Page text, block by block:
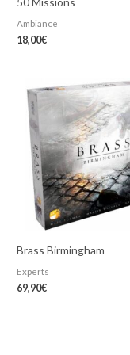
Ambiance
18,00€
Brass Birmingham
Experts
69,90€